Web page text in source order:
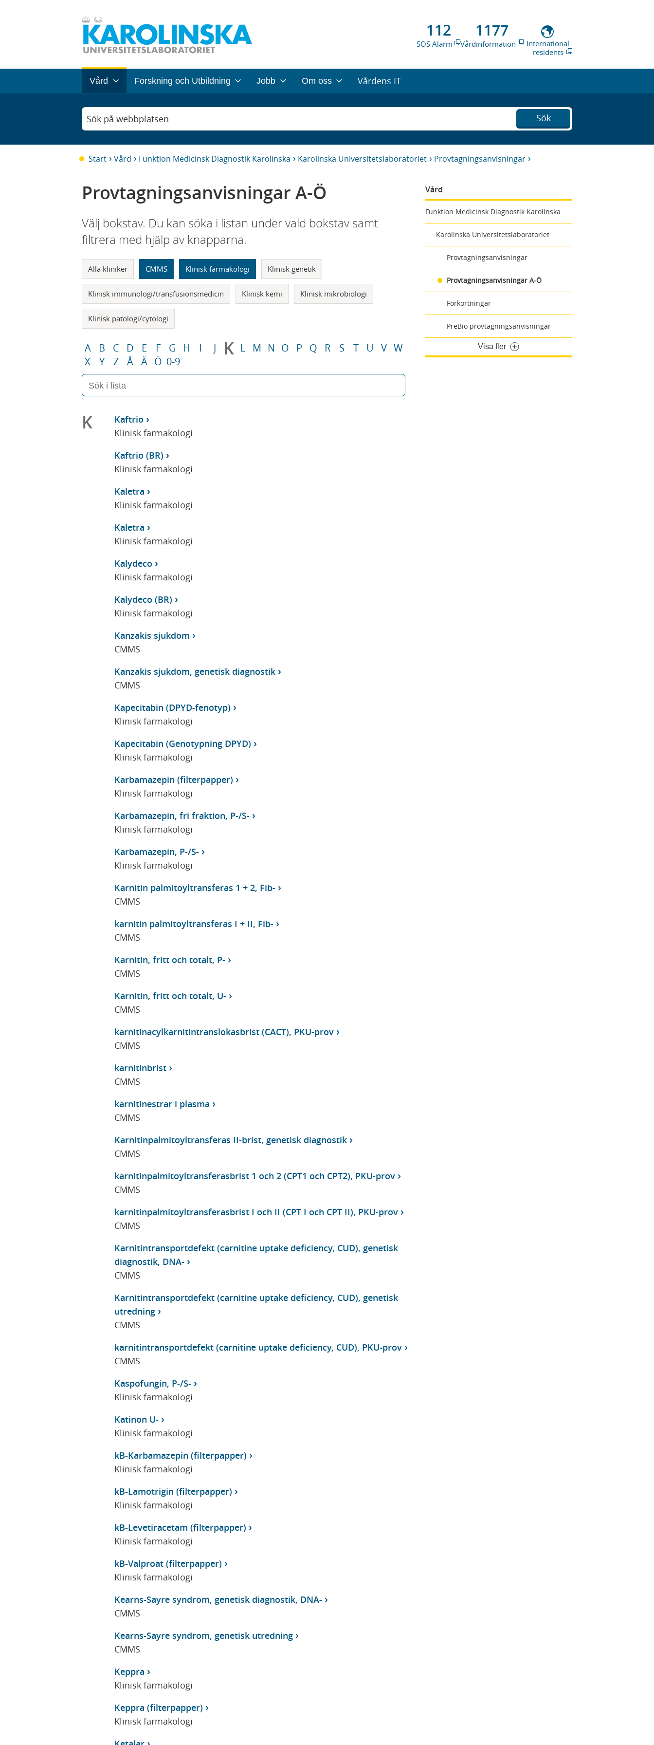
112
SOS Alarm
1177
Vårdinformation
International
residents
Vård Forskning och Utbildning Jobb Om oss Vårdens IT
Sök på webbplatsen Sök
Start Vård Funktion Medicinsk Diagnostik Karolinska Karolinska Universitetslaboratoriet Provtagningsanvisningar
Vård
Funktion Medicinsk Diagnostik Karolinska
Karolinska Universitetslaboratoriet
Provtagningsanvisningar
Provtagningsanvisningar A-Ö
Förkortningar
PreBio provtagningsanvisningar
Visa fler
Provtagningsanvisningar A-Ö
Välj bokstav. Du kan söka i listan under vald bokstav samt
filtrera med hjälp av knapparna.
Alla kliniker CMMS Klinisk farmakologi Klinisk genetik
Klinisk immunologi/transfusionsmedicin Klinisk kemi Klinisk mikrobiologi
Klinisk patologi/cytologi
A B C D E F G H I J K L M N O P Q R S T U V W
X
Y Z Å Ä Ö 0-9
K
Kaftrio
Klinisk farmakologi
Kaftrio (BR)
Klinisk farmakologi
Kaletra
Klinisk farmakologi
Kaletra
Klinisk farmakologi
Kalydeco
Klinisk farmakologi
Kalydeco (BR)
Klinisk farmakologi
Kanzakis sjukdom
CMMS
Kanzakis sjukdom, genetisk diagnostik
CMMS
Kapecitabin (DPYD-fenotyp)
Klinisk farmakologi
Kapecitabin (Genotypning DPYD)
Klinisk farmakologi
Karbamazepin (filterpapper)
Klinisk farmakologi
Karbamazepin, fri fraktion, P-/S-
Klinisk farmakologi
Karbamazepin, P-/S-
Klinisk farmakologi
Karnitin palmitoyltransferas 1 + 2, Fib-
CMMS
karnitin palmitoyltransferas I + II, Fib-
CMMS
Karnitin, fritt och totalt, P-
CMMS
Karnitin, fritt och totalt, U-
CMMS
karnitinacylkarnitintranslokasbrist (CACT), PKU-prov
CMMS
karnitinbrist
CMMS
karnitinestrar i plasma
CMMS
Karnitinpalmitoyltransferas II-brist, genetisk diagnostik
CMMS
karnitinpalmitoyltransferasbrist 1 och 2 (CPT1 och CPT2), PKU-prov
CMMS
karnitinpalmitoyltransferasbrist I och II (CPT I och CPT II), PKU-prov
CMMS
Karnitintransportdefekt (carnitine uptake deficiency, CUD), genetisk
diagnostik, DNA-
CMMS
Karnitintransportdefekt (carnitine uptake deficiency, CUD), genetisk
utredning
CMMS
karnitintransportdefekt (carnitine uptake deficiency, CUD), PKU-prov
CMMS
Kaspofungin, P-/S-
Klinisk farmakologi
Katinon U-
Klinisk farmakologi
kB-Karbamazepin (filterpapper)
Klinisk farmakologi
kB-Lamotrigin (filterpapper)
Klinisk farmakologi
kB-Levetiracetam (filterpapper)
Klinisk farmakologi
kB-Valproat (filterpapper)
Klinisk farmakologi
Kearns-Sayre syndrom, genetisk diagnostik, DNA-
CMMS
Kearns-Sayre syndrom, genetisk utredning
CMMS
Keppra
Klinisk farmakologi
Keppra (filterpapper)
Klinisk farmakologi